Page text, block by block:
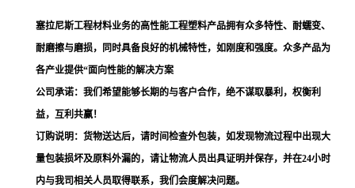
塞拉尼斯工程材料业务的高性能工程塑料产品拥有众多特性、耐蠕变、
耐磨擦与磨损，同时具备良好的机械特性，如刚度和强度。众多产品为
各产业提供“面向性能的解决方案
公司承诺：我们希望能够长期的与客户合作，绝不谋取暴利，权衡利
益，互利共赢！
订购说明：货物送达后，请时间检查外包装，如发现物流过程中出现大
量包装损坏及原料外漏的，请让物流人员出具证明并保存，并在24小时
内与我司相关人员取得联系，我们会度解决问题。